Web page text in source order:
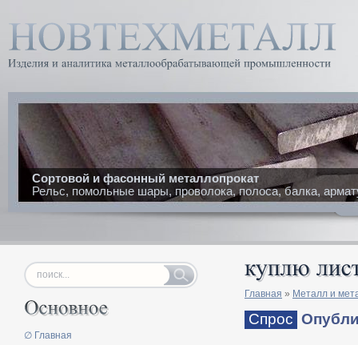
Сортовой и фасонный металлопрокат
Рельс, помольные шары, проволока, полоса, балка,
Главная » Металл и
Спрос
∅ Главная